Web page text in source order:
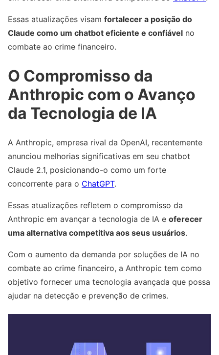
Essas atualizações visam fortalecer a posição do
Claude como um chatbot eficiente e confiável no
combate ao crime financeiro.
O Compromisso da
Anthropic com o Avanço
da Tecnologia de IA
A Anthropic, empresa rival da OpenAI, recentemente
anunciou melhorias significativas em seu chatbot
Claude 2.1, posicionando-o como um forte
concorrente para o ChatGPT.
Essas atualizações refletem o compromisso da
Anthropic em avançar a tecnologia de IA e oferecer
uma alternativa competitiva aos seus usuários.
Com o aumento da demanda por soluções de IA no
combate ao crime financeiro, a Anthropic tem como
objetivo fornecer uma tecnologia avançada que possa
ajudar na detecção e prevenção de crimes.